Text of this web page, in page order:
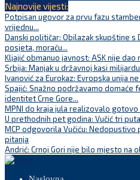
Najnovije vijesti:
Potpisan ugovor za prvu fazu
vrijednu...
Danski političar: Obilazak skupštine s
posjeta, moraću...
Kljajić obmanuo javnost: ASK nije
Srbija: Manjak u državnoj kasi
Ivanović za Eurokaz: Evropska unija
Spajić: Snažno podržavamo domaće
identitet Crne Gore...
MPNI do kraja jula realizovalo
U prethodnih pet godina: Vučić tri
MCP odgovorila Vučiću:
pitanja
Andrić: Crnoj Gori nije bilo mjesto na